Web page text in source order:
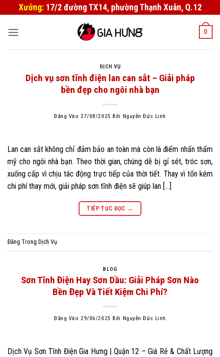
qua
Xưởng: 17/2 đường TX14, phường Thạnh Xuân, Q.12
0
DỊCH VỤ
Dịch vụ sơn tĩnh điện lan can sắt – Giải pháp
bền đẹp cho ngôi nhà bạn
Đăng Vào 27/08/2025 Bởi Nguyễn Đức Linh
Lan can sắt không chỉ đảm bảo an toàn mà còn là điểm nhấn thẩm
mỹ cho ngôi nhà bạn. Theo thời gian, chúng dễ bị gỉ sét, tróc sơn,
xuống cấp vì chịu tác động trực tiếp của thời tiết. Thay vì tốn kém
chi phí thay mới, giải pháp sơn tĩnh điện sẽ giúp lan […]
TIẾP TỤC ĐỌC →
Đăng Trong Dịch Vụ
BLOG
Sơn Tĩnh Điện Hay Sơn Dầu: Giải Pháp Sơn Nào
Bền Đẹp Và Tiết Kiệm Chi Phí?
Đăng Vào 29/06/2025 Bởi Nguyễn Đức Linh
Dịch Vụ Sơn Tĩnh Điện Gia Hưng | Quận 12 – Giá Rẻ & Chất Lượng